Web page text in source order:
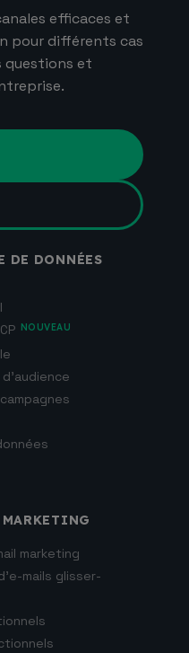
efficaces et
pour différents cas
questions et
DE DONNÉES
NOUVEAU
marketing
mails glisser-